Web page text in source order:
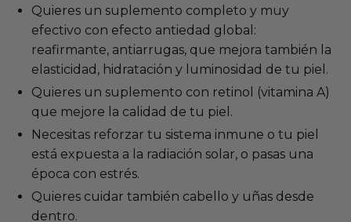
Quieres un suplemento completo y muy
efectivo con efecto antiedad global:
reafirmante, antiarrugas, que mejora también la
elasticidad, hidratación y luminosidad de tu piel.
Quieres un suplemento con retinol (vitamina A)
que mejore la calidad de tu piel.
Necesitas reforzar tu sistema inmune o tu piel
está expuesta a la radiación solar, o pasas una
época con estrés.
Quieres cuidar también cabello y uñas desde
dentro.